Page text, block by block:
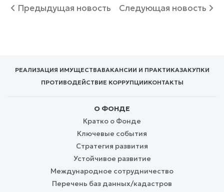
Предыдущая новость Следующая новость
РЕАЛИЗАЦИЯ ИМУЩЕСТВАВАКАНСИИ И ПРАКТИКАЗАКУПКИ
ПРОТИВОДЕЙСТВИЕ КОРРУПЦИИКОНТАКТЫ
О ФОНДЕ
Кратко о Фонде
Ключевые события
Стратегия развития
Устойчивое развитие
Международное сотрудничество
Перечень баз данных/кадастров